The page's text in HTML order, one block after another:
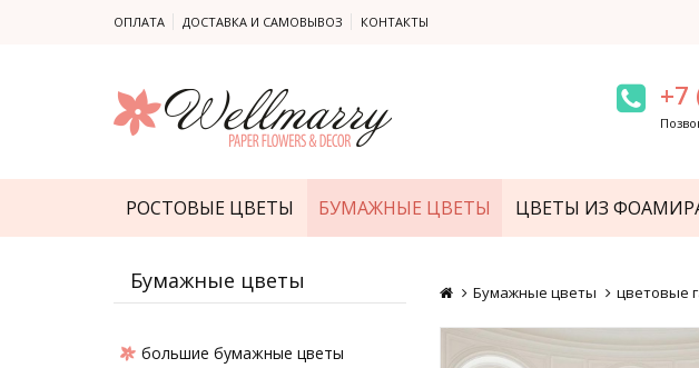
ОПЛАТА ДОСТАВКА И САМОВЫВОЗ КОНТАКТЫ
+7
РОСТОВЫЕ ЦВЕТЫ БУМАЖНЫЕ ЦВЕТЫ ЦВЕТЫ ИЗ
Бумажные цветы
большие бумажные цветы
Бумажные цветы цветовые